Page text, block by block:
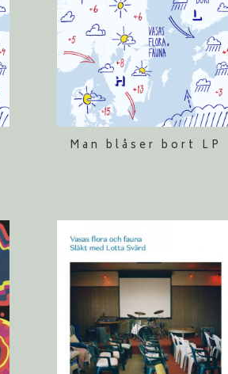
Man blåser bort LP